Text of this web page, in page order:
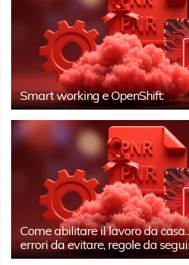
Smart working e OpenShift:
Come abilitare il lavoro da
errori da evitare, regole da